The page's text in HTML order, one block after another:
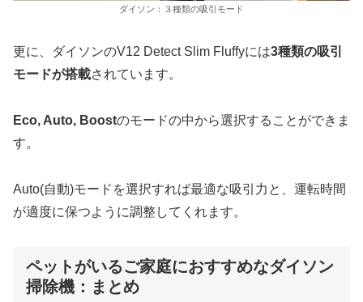
ダイソン：３種類の吸引モード
更に、ダイソンのV12 Detect Slim Fluffyには3種類の吸引
モードが搭載されています。
Eco, Auto, Boostのモードの中から選択することができま
す。
Auto(自動)モードを選択すれば最適な吸引力と、運転時間
が適度に保つように調整してくれます。
ペットがいるご家庭におすすめなダイソン
掃除機：まとめ